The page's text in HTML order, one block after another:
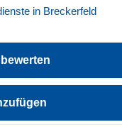
in Breckerfeld